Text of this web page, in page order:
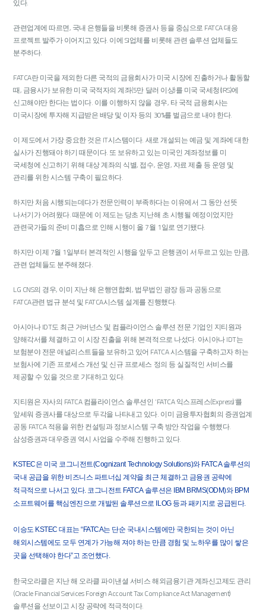
있다.
관련업계에 따르면, 국내 은행들을 비롯해 증권사 등을 중심으로 FATCA 대응
프로젝트 발주가 이어지고 있다. 이에 SI업체를 비롯해 관련 솔루션 업체들도
분주하다.
FATCA란 미국을 제외한 다른 국적의 금융회사가 미국 시장에 진출하거나 활동할
때, 금융사가 보유한 미국 국적자의 계좌(5만 달러 이상)를 미국 국세청(IRS)에
신고해야만 한다는 법이다. 이를 이행하지 않을 경우, 타 국적 금융회사는
미국시장에 투자해 지급받은 배당 및 이자 등의 30%를 벌금으로 내야 한다.
이 제도에서 가장 중요한 것은 IT시스템이다. 새로 개설되는 예금 및 계좌에 대한
실사가 진행돼야 하기 때문이다. 또 보유하고 있는 미국인 계좌정보를 미
국세청에 신고하기 위해 대상 계좌의 식별, 접수, 운영, 자료 제출 등 운영 및
관리를 위한 시스템 구축이 필요하다.
하지만 처음 시행되는데다가 전문인력이 부족하다는 이유에서 그 동안 선뜻
나서기가 어려웠다. 때문에 이 제도는 당초 지난해 초 시행될 예정이었지만
관련국가들의 준비 미흡으로 인해 시행이 올 7월 1일로 연기됐다.
하지만 이제 7월 1일부터 본격적인 시행을 앞두고 은행권이 서두르고 있는 만큼,
관련 업체들도 분주해졌다.
LG CNS의 경우, 이미 지난 해 은행연합회, 법무법인 광장 등과 공동으로
FATCA관련 법규 분석 및 FATCA시스템 설계를 진행했다.
아시아나 IDT도 최근 거버넌스 및 컴플라이언스 솔루션 전문 기업인 지티원과
양해각서를 체결하고 이 시장 진출을 위해 본격적으로 나섰다. 아시아나 IDT는
보험분야 전문 애널리스트들을 보유하고 있어 FATCA 시스템을 구축하고자 하는
보험사에 기존 프로세스 개선 및 신규 프로세스 정의 등 실질적인 서비스를
제공할 수 있을 것으로 기대하고 있다.
지티원은 자사의 FATCA 컴플라이언스 솔루션인 ‘FATCA 익스프레스(Express)’를
앞세워 증권사를 대상으로 두각을 나타내고 있다. 이미 금융투자협회의 증권업계
공동 FATCA 적용을 위한 컨설팅과 정보시스템 구축 방안 작업을 수행했다.
삼성증권과 대우증권 역시 사업을 수주해 진행하고 있다.
KSTEC은 미국 코그니전트(Cognizant Technology Solutions)와 FATCA 솔루션의
국내 공급을 위한 비즈니스 파트너십 계약을 최근 체결하고 금융권 공략에
적극적으로 나서고 있다. 코그니전트 FATCA 솔루션은 IBM BRMS(ODM)와 BPM
소프트웨어를 핵심엔진으로 개발된 솔루션으로 ILOG 등과 패키지로 공급된다.
이승도 KSTEC 대표는 “FATCA는 단순 국내시스템에만 국한되는 것이 아닌
해외시스템에도 모두 연계가 가능해 져야 하는 만큼 경험 및 노하우를 많이 쌓은
곳을 선택해야 한다”고 조언했다.
한국오라클은 지난 해 오라클 파이낸셜 서비스 해외금융기관 계좌신고제도 관리
(Oracle Financial Services Foreign Account Tax Compliance Act Management)
솔루션을 선보이고 시장 공략에 적극적이다.